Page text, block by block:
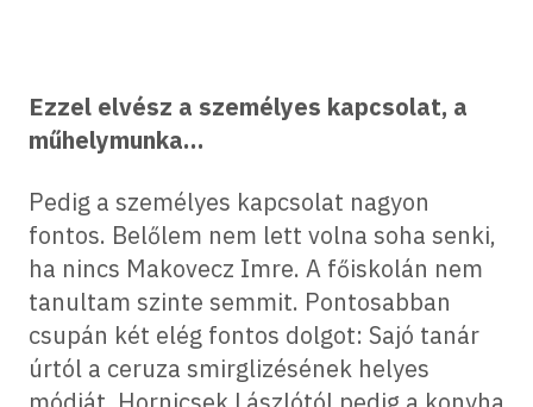
Ezzel elvész a személyes kapcsolat, a
műhelymunka…
Pedig a személyes kapcsolat nagyon
fontos. Belőlem nem lett volna soha senki,
ha nincs Makovecz Imre. A főiskolán nem
tanultam szinte semmit. Pontosabban
csupán két elég fontos dolgot: Sajó tanár
úrtól a ceruza smirglizésének helyes